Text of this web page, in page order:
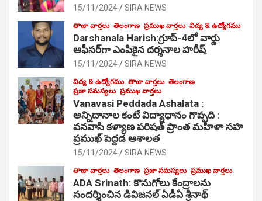
15/11/2024 SIRA NEWS
తాజా వార్తలు తెలంగాణ ప్రముఖ వార్తలు విద్య & ఉద్యోగము
Darshanala Harish:గ్రూప్-4లో వార్డు
ఆఫీసర్‌గా ఎంపికైన దర్శనాల హరీష్
15/11/2024 SIRA NEWS
విద్య & ఉద్యోగము తాజా వార్తలు తెలంగాణ
ప్రజా సమస్యలు ప్రముఖ వార్తలు
Vanavasi Peddada Ashalata :
అన్నిదానాల కంటే విద్యాధానం గొప్పది :
వనవాసి కళ్యాణ పరిషత్ ప్రాంత మహిళా సహ
ప్రముఖ్ పెద్దడ ఆశాలత
15/11/2024 SIRA NEWS
తాజా వార్తలు తెలంగాణ ప్రజా సమస్యలు ప్రముఖ వార్తలు
ADA Srinath: కొనుగోలు కేంద్రాల‌ను
సంద‌ర్శించిన డివిజనల్ ఏడీఏ శ్రీనాథ్